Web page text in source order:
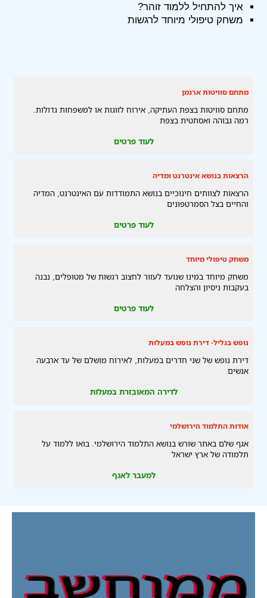
איך להתחיל ללמוד זוהר?
משחק טיפולי מיוחד לרגשות
מתחם סוויטות ארגמן
מתחם סוויטות בצפת העתיקה, אירוח לזוגות או למשפחות גדולות.
רמה גבוהה ואסתטית בצפת
לעוד פרטים
הרצאות בנושא אינטרנט ומדיה
הרצאות לצוותים חינוכיים בנושא התמודדות עם האינטרנט, המדיה
והחיים בצל הסמרטפונים
לעוד פרטים
משחק טיפולי מיוחד
משחק מיוחד במינו שנועד לעזור לחצוב רגשות של מטופלים, נבנה
בעקבות ניסיון והצלחה
לעוד פרטים
נופש בגליל- דירת נופש במעלות
דירת נופש של שני חדרים במעלות, לאירוח מושלם של עד ארבעה
אנשים
לדירה המאובזרת במעלות
אודות התלמוד הירושלמי
אגף שלם באתר שורש בנושא התלמוד הירושלמי. בואו ללמוד על
תלמודה של ארץ ישראל
למעבר לאגף